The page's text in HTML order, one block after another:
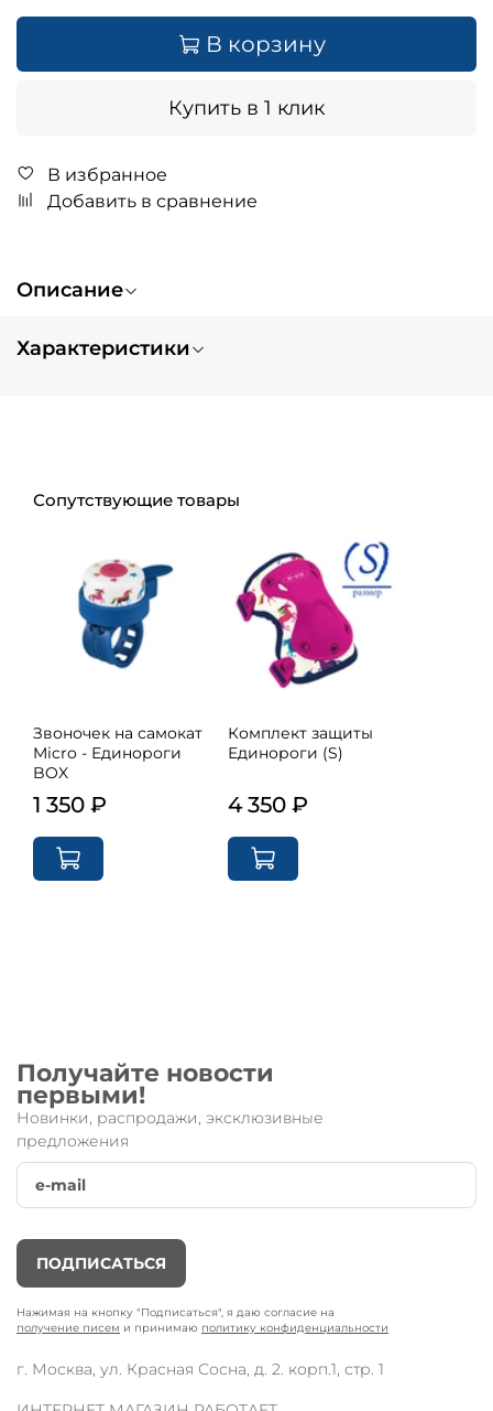
В корзину
Купить в 1 клик
В избранное
Добавить в сравнение
Описание
Шлем Единороги
швейцарского бренда
высокотехнологичным материалом и наличием встроенной
светодиодной подсветки на регуляторе
размера. Комфортный шлем
защиту во время катания на самокате. Разработан
специально для подростков и взрослых. Настоятельно
(230-280 гр.), M (285-335 гр.)
Характеристики
Сопутствующие товары
Звоночек на самокат
Micro - Единороги
BOX
1 350 ₽
Комплект защиты
Единороги (S)
4 350 ₽
Получайте новости
первыми!
Новинки, распродажи, эксклюзивные
предложения
ПОДПИСАТЬСЯ
Нажимая на кнопку "Подписаться", я даю согласие на
получение писем и принимаю политику конфиденциальности
г. Москва, ул. Красная Сосна, д. 2. корп.1, стр. 1